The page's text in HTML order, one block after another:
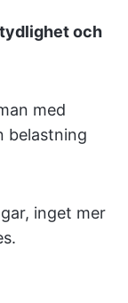
och
med
belastning
inget mer